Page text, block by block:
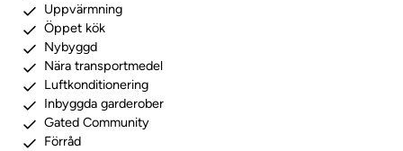
Uppvärmning
Öppet kök
Nybyggd
Nära transportmedel
Luftkonditionering
Inbyggda garderober
Gated Community
Förråd